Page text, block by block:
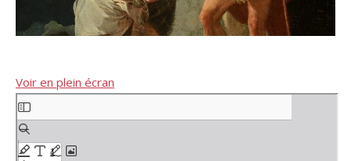
Voir en plein écran
Aller
au
contenu